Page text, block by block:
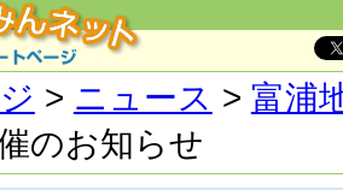
> ニュース > 富浦
のお知らせ